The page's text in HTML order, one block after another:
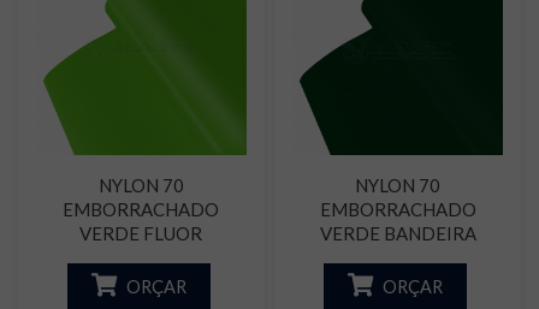
NYLON 70
EMBORRACHADO
VERDE FLUOR
ORÇAR
NYLON 70
EMBORRACHADO
VERDE BANDEIRA
ORÇAR